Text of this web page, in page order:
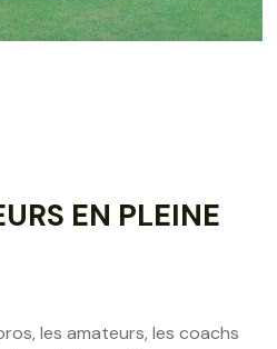
EN PLEINE
les amateurs, les coachs